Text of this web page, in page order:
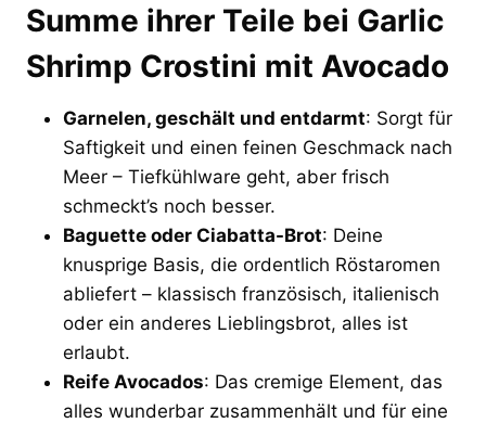
Summe ihrer Teile bei Garlic
Shrimp Crostini mit Avocado
Garnelen, geschält und entdarmt: Sorgt für
Saftigkeit und einen feinen Geschmack nach
Meer – Tiefkühlware geht, aber frisch
schmeckt’s noch besser.
Baguette oder Ciabatta-Brot: Deine
knusprige Basis, die ordentlich Röstaromen
abliefert – klassisch französisch, italienisch
oder ein anderes Lieblingsbrot, alles ist
erlaubt.
Reife Avocados: Das cremige Element, das
alles wunderbar zusammenhält und für eine